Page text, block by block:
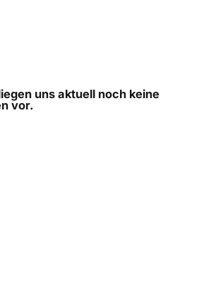
uns aktuell noch keine
vor.